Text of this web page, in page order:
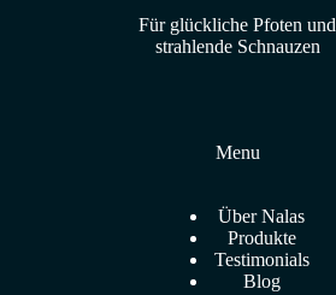
Für glückliche Pfoten und
strahlende Schnauzen
Menu
Über Nalas
Produkte
Testimonials
Blog